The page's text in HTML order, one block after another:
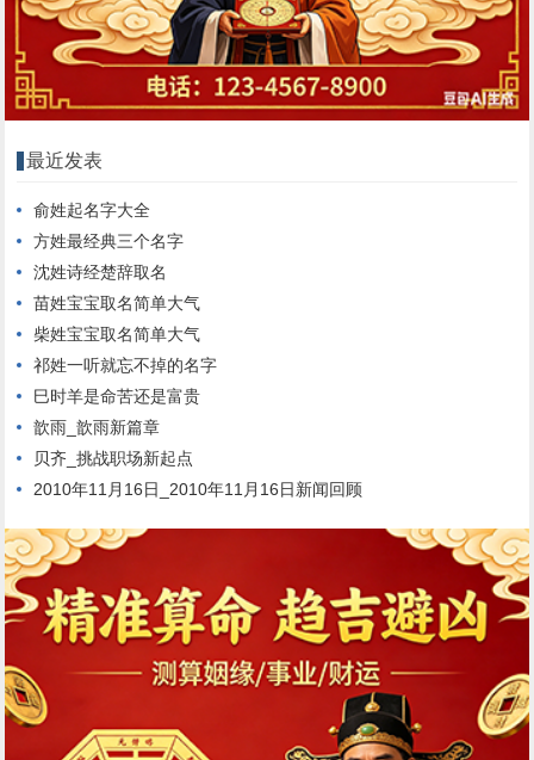
最近发表
俞姓起名字大全
方姓最经典三个名字
沈姓诗经楚辞取名
苗姓宝宝取名简单大气
柴姓宝宝取名简单大气
祁姓一听就忘不掉的名字
巳时羊是命苦还是富贵
歆雨_歆雨新篇章
贝齐_挑战职场新起点
2010年11月16日_2010年11月16日新闻回顾